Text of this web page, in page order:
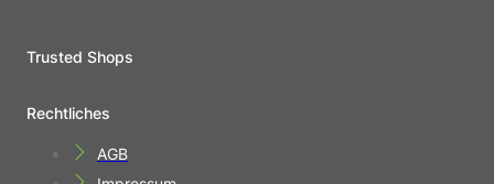
Trusted Shops
Rechtliches
AGB